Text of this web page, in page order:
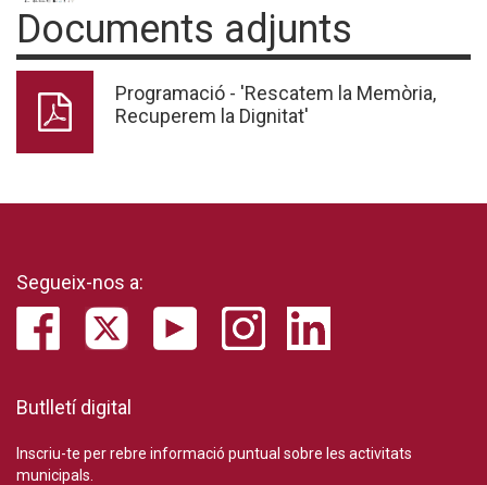
Documents adjunts
Programació - 'Rescatem la Memòria,
Recuperem la Dignitat'
Segueix-nos a:
Butlletí digital
Inscriu-te per rebre informació puntual sobre les activitats
municipals.